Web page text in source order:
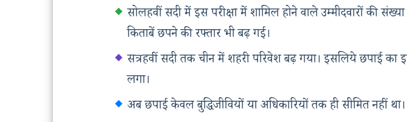
सोलहवीं सदी में इस परीक्षा में शामिल होने वाले उम्मीदवारों की
किताबें छपने की रफ्तार भी बढ़ गई।
सत्रहवीं सदी तक चीन में शहरी परिवेश बढ़ गया। इसलिये छपाई का
लगा।
अब छपाई केवल बुद्धिजीवियों या अधिकारियों तक ही सीमित नहीं था।